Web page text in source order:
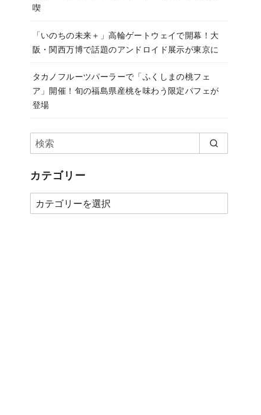
喫
「いのちの未来＋」高輪ゲートウェイで開幕！大
阪・関西万博で話題のアンドロイド展示が東京に
タカノフルーツパーラーで「ふくしまの桃フェ
ア」開催！旬の福島県産桃を味わう限定パフェが
登場
カテゴリー
カ
テ